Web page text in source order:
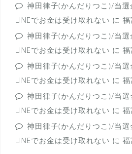
神田律子(かんだりつこ)/当
LINEでお金は受け取れない に 福
神田律子(かんだりつこ)/当
LINEでお金は受け取れない に 福
神田律子(かんだりつこ)/当
LINEでお金は受け取れない に 福
神田律子(かんだりつこ)/当
LINEでお金は受け取れない に 福
神田律子(かんだりつこ)/当
LINEでお金は受け取れない に 福